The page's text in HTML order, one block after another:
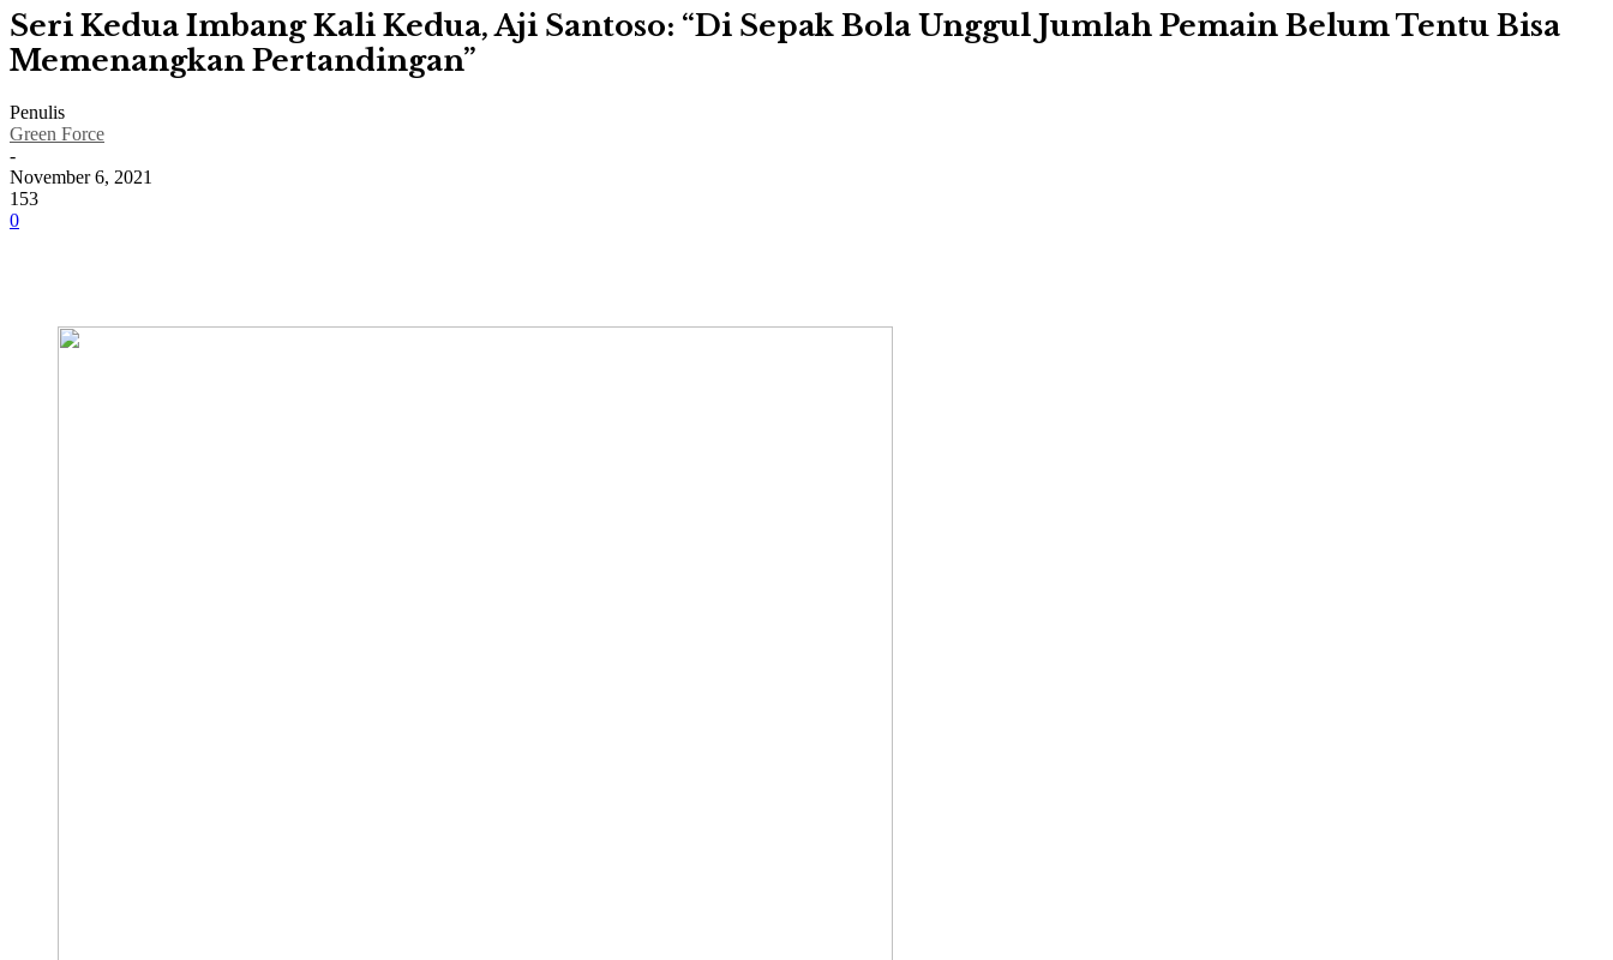
Seri Kedua Imbang Kali Kedua, Aji Santoso: “Di Sepak Bola Unggul Jumlah Pemain Belum Tentu Bisa
Memenangkan Pertandingan”
Penulis
Green Force
-
November 6, 2021
153
0